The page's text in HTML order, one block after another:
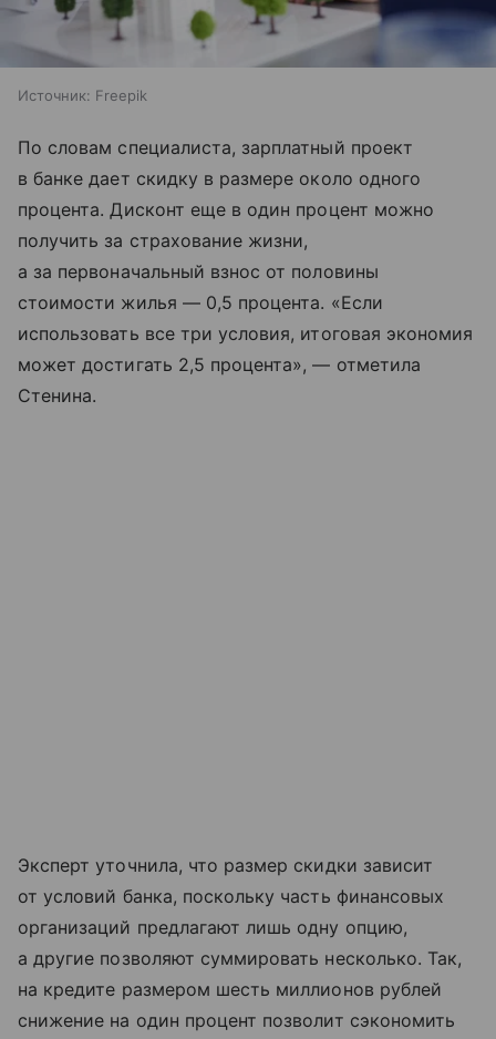
Источник: Freepik
По словам специалиста, зарплатный проект
в банке дает скидку в размере около одного
процента. Дисконт еще в один процент можно
получить за страхование жизни,
а за первоначальный взнос от половины
стоимости жилья — 0,5 процента. «Если
использовать все три условия, итоговая экономия
может достигать 2,5 процента», — отметила
Стенина.
Эксперт уточнила, что размер скидки зависит
от условий банка, поскольку часть финансовых
организаций предлагают лишь одну опцию,
а другие позволяют суммировать несколько. Так,
на кредите размером шесть миллионов рублей
снижение на один процент позволит сэкономить